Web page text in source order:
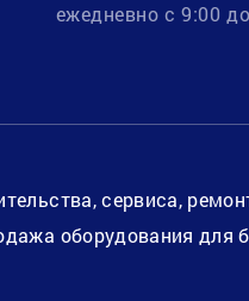
ежедневно с 9:00
сервиса,
оборудования для